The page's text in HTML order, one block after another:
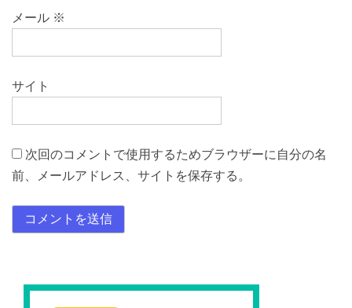
メール ※
サイト
次回のコメントで使用するためブラウザーに自分の名
前、メールアドレス、サイトを保存する。